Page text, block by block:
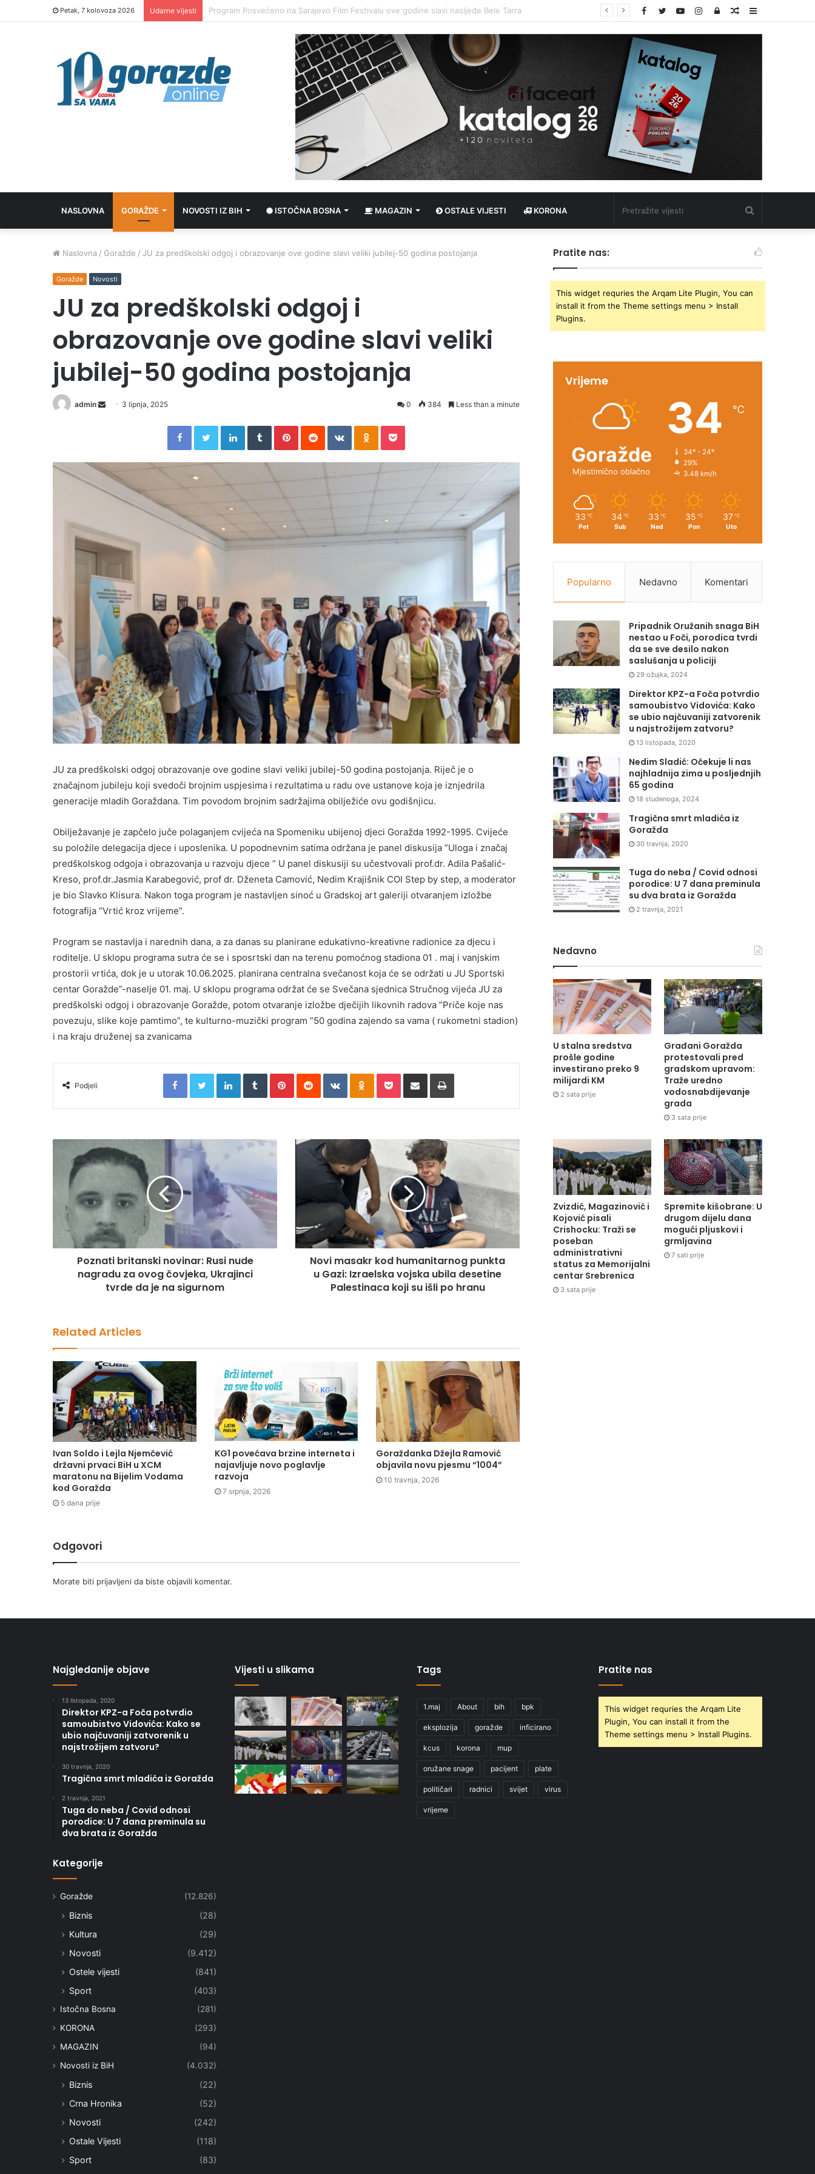
Petak, 7 kolovoza 2026 Udarne vijesti U stalna sredstva prošle godine investirano preko 9 milijardi KM Sidebar
Random
Log
Instagram
YouTube
Twitter
Facebook
NASLOVNA GORAŽDE NOVOSTI IZ BIH ISTOČNA BOSNA MAGAZIN OSTALE VIJESTI KORONA
vijesti
Naslovna / Goražde / JU za predškolski odgoj i obrazovanje ove godine slavi veliki jubilej-50 godina postojanja
Goražde Novosti
JU za predškolski odgoj i
obrazovanje ove godine slavi veliki
jubilej-50 godina postojanja
admin
Send 3 lipnja, 2025 0 384 Less than a minute
FacebookTwitterLinkedInTumblrPinterestReddit VKontakteOdnoklassniki
Pocket
JU za predškolski odgoj obrazovanje ove godine slavi veliki jubilej-50 godina postojanja. Riječ je o
značajnom jubileju koji svedoči brojnim uspjesima i rezultatima u radu ove ustanove koja je iznjedrila
generacije mladih Goraždana. Tim povodom brojnim sadržajima obilježiće ovu godišnjicu.
Obilježavanje je zapčelo juče polaganjem cvijeća na Spomeniku ubijenoj djeci Goražda 1992-1995. Cvijeće
su položile delegacija djece i uposlenika. U popodnevnim satima održana je panel diskusija ”Uloga i značaj
predškolskog odgoja i obrazovanja u razvoju djece ” U panel diskusiji su učestvovali prof.dr. Adila Pašalić-
Kreso, prof.dr.Jasmia Karabegović, prof dr. Dženeta Camović, Nedim Krajišnik COI Step by step, a moderator
je bio Slavko Klisura. Nakon toga program je nastavljen sinoć u Gradskoj art galeriji otvaranjem izložbe
fotografija ”Vrtić kroz vrijeme”.
Program se nastavlja i narednih dana, a za danas su planirane edukativno-kreativne radionice za djecu i
roditelje. U sklopu programa sutra će se i sposrtski dan na terenu pomoćnog stadiona 01 . maj i vanjskim
prostorii vrtića, dok je u utorak 10.06.2025. planirana centralna svečanost koja će se održati u JU Sportski
centar Goražde”-naselje 01. maj. U sklopu programa održat će se Svečana sjednica Stručnog vijeća JU za
predškolski odgoj i obrazovanje Goražde, potom otvaranje izložbe dječijih likovnih radova ”Priče koje nas
povezuju, slike koje pamtimo”, te kulturno-muzički program ”50 godina zajendo sa vama ( rukometni stadion)
i na kraju druženej sa zvanicama
Podjeli
FacebookTwitterLinkedInTumblrPinterestReddit VKontakteOdnoklassniki
PocketPošalji putem e.mailaPrintaj
Poznati britanski novinar: Rusi nude
nagradu za ovog čovjeka, Ukrajinci
tvrde da je na sigurnom
Novi masakr kod humanitarnog punkta
u Gazi: Izraelska vojska ubila desetine
Palestinaca koji su išli po hranu
Related Articles
Ivan Soldo i Lejla Njemčević
državni prvaci BiH u XCM
maratonu na Bijelim Vodama
kod Goražda
5 dana prije
KG1 povećava brzine interneta i
najavljuje novo poglavlje
razvoja
7 srpnja, 2026
Goraždanka Džejla Ramović
objavila novu pjesmu “1004”
10 travnja, 2026
Odgovori
Morate biti prijavljeni da biste objavili komentar.
Pratite nas:
This widget requries the Arqam Lite Plugin, You can
install it from the Theme settings menu > Install
Plugins.
Vrijeme
Goražde
Mjestimično oblačno
34 ℃
34º - 24º
29%
3.48 km/h
33 ℃
Pet
34 ℃
Sub
33 ℃
Ned
35 ℃
Pon
37 ℃
Uto
Popularno Nedavno Komentari
Pripadnik Oružanih snaga BiH
nestao u Foči, porodica tvrdi
da se sve desilo nakon
saslušanja u policiji
29 ožujka, 2024
Direktor KPZ-a Foča potvrdio
samoubistvo Vidovića: Kako
se ubio najčuvaniji zatvorenik
u najstrožijem zatvoru?
13 listopada, 2020
Nedim Sladić: Očekuje li nas
najhladnija zima u posljednjih
65 godina
18 studenoga, 2024
Tragična smrt mladića iz
Goražda
30 travnja, 2020
Tuga do neba / Covid odnosi
porodice: U 7 dana preminula
su dva brata iz Goražda
2 travnja, 2021
Nedavno
U stalna sredstva
prošle godine
investirano preko 9
milijardi KM
2 sata prije
Građani Goražda
protestovali pred
gradskom upravom:
Traže uredno
vodosnabdijevanje
grada
3 sata prije
Zvizdić, Magazinović i
Kojović pisali
Crishocku: Traži se
poseban
administrativni
status za Memorijalni
centar Srebrenica
3 sata prije
Spremite kišobrane: U
drugom dijelu dana
mogući pljuskovi i
grmljavina
7 sati prije
Najgledanije objave
13 listopada, 2020
Direktor KPZ-a Foča potvrdio
samoubistvo Vidovića: Kako se
ubio najčuvaniji zatvorenik u
najstrožijem zatvoru?
30 travnja, 2020
Tragična smrt mladića iz Goražda
2 travnja, 2021
Tuga do neba / Covid odnosi
porodice: U 7 dana preminula su
dva brata iz Goražda
Kategorije
Goražde (12.826)
Biznis
(28)
Kultura
(29)
Novosti
(9.412)
Ostele vijesti
(841)
Sport
(403)
Istočna Bosna
(281)
KORONA
(293)
MAGAZIN
(94)
Novosti iz BiH
(4.032)
Biznis
(22)
Crna Hronika
(52)
Novosti
(242)
Ostale Vijesti
(118)
Sport
(83)
Vijesti u slikama Tags
1.maj About bih bpk
eksplozija goražde inficirano
kcus korona mup
oružane snage pacijent plate
političari radnici svijet virus
vrijeme
Pratite nas
This widget requries the Arqam Lite
Plugin, You can install it from the
Theme settings menu > Install Plugins.